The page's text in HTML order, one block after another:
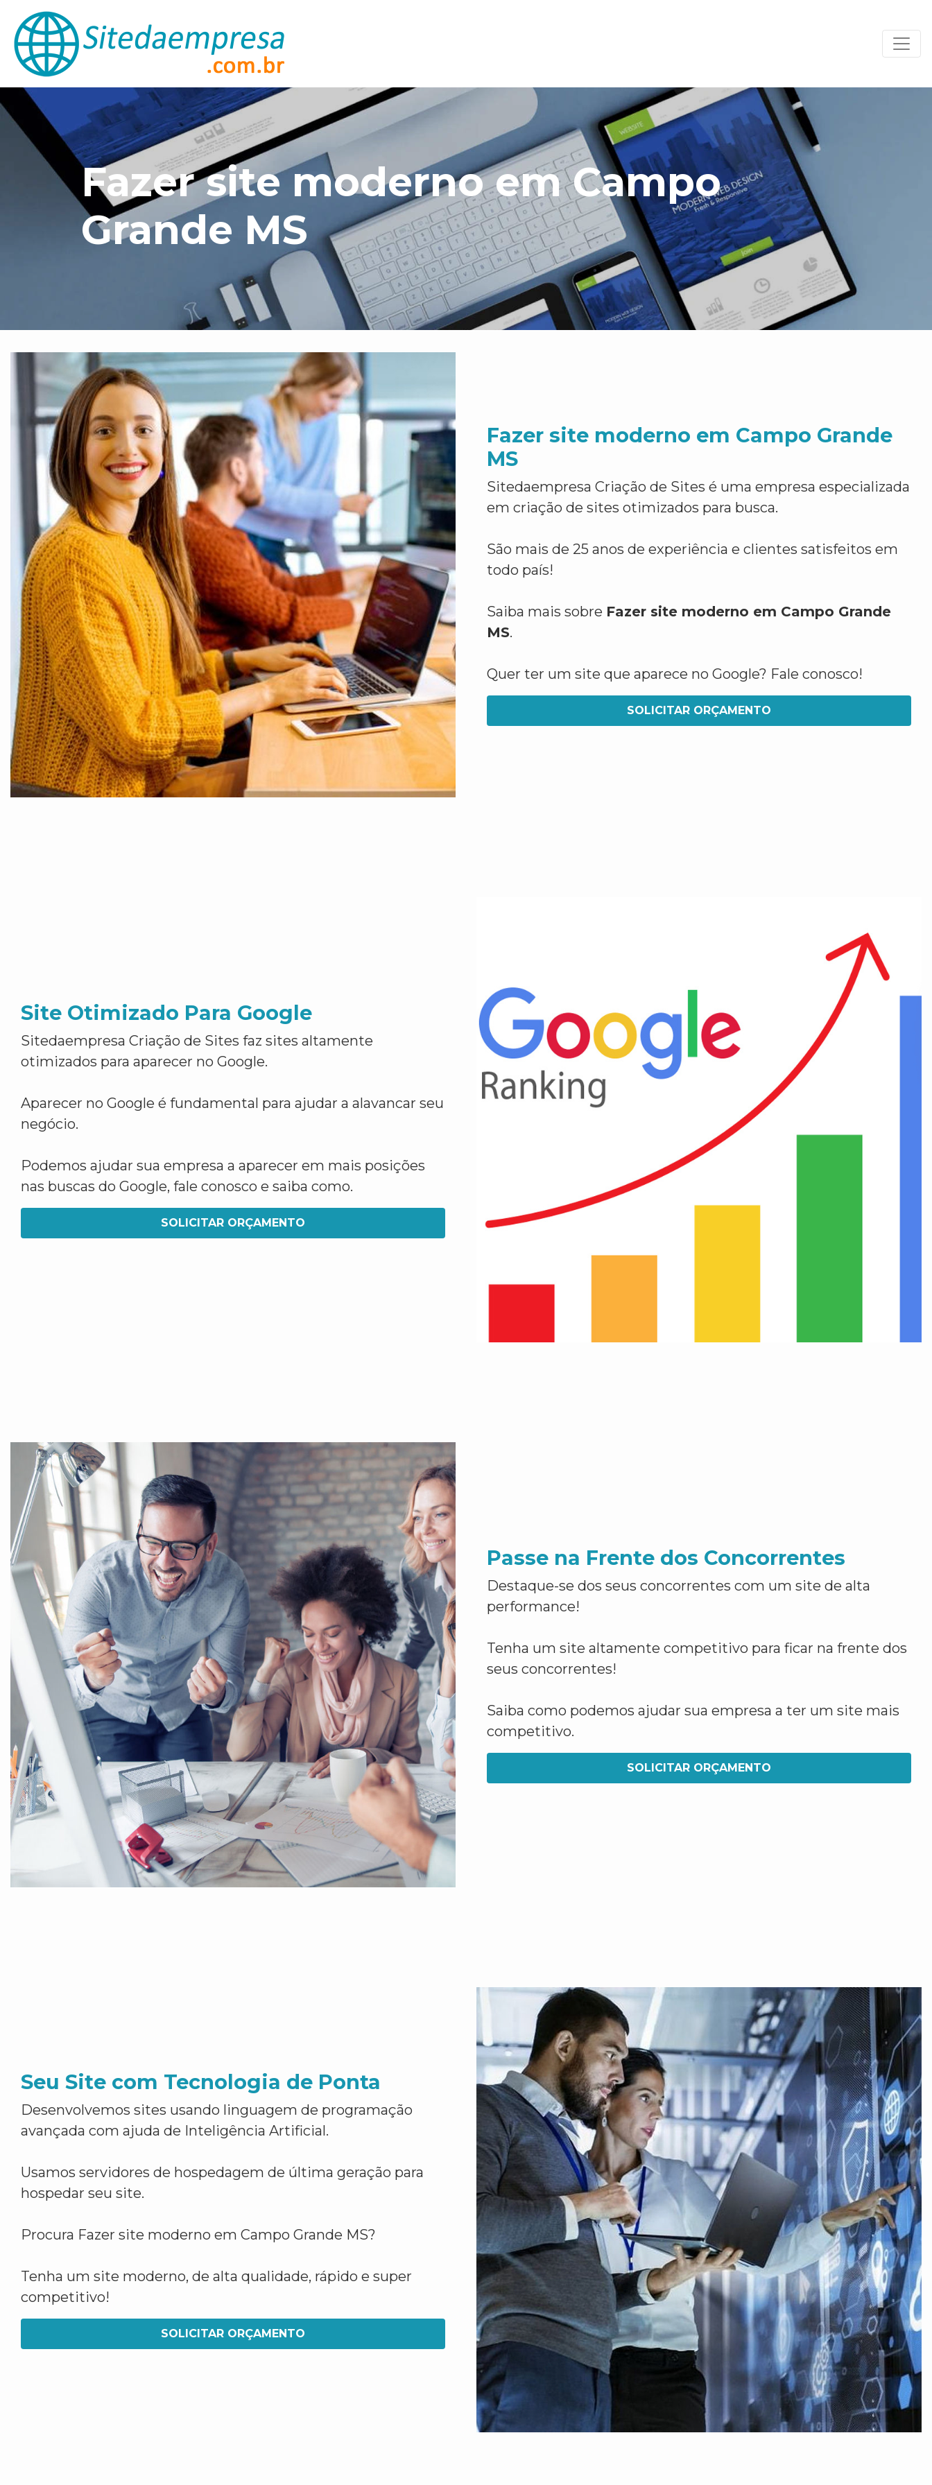
Fazer site moderno em Campo
Grande MS
Fazer site moderno em Campo Grande
MS
Sitedaempresa Criação de Sites é uma empresa especializada
em criação de sites otimizados para busca.
São mais de 25 anos de experiência e clientes satisfeitos em
todo país!
Saiba mais sobre Fazer site moderno em Campo Grande
MS.
Quer ter um site que aparece no Google? Fale conosco!
SOLICITAR ORÇAMENTO
Site Otimizado Para Google
Sitedaempresa Criação de Sites faz sites altamente
otimizados para aparecer no Google.
Aparecer no Google é fundamental para ajudar a alavancar seu
negócio.
Podemos ajudar sua empresa a aparecer em mais posições
nas buscas do Google, fale conosco e saiba como.
SOLICITAR ORÇAMENTO
Passe na Frente dos Concorrentes
Destaque-se dos seus concorrentes com um site de alta
performance!
Tenha um site altamente competitivo para ficar na frente dos
seus concorrentes!
Saiba como podemos ajudar sua empresa a ter um site mais
competitivo.
SOLICITAR ORÇAMENTO
Seu Site com Tecnologia de Ponta
Desenvolvemos sites usando linguagem de programação
avançada com ajuda de Inteligência Artificial.
Usamos servidores de hospedagem de última geração para
hospedar seu site.
Procura Fazer site moderno em Campo Grande MS?
Tenha um site moderno, de alta qualidade, rápido e super
competitivo!
SOLICITAR ORÇAMENTO